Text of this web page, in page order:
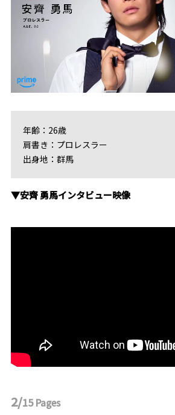
年齢：26歳
肩書き：プロレスラー
出身地：群馬
▼安齊 勇馬インタビュー映像
2/15Pages